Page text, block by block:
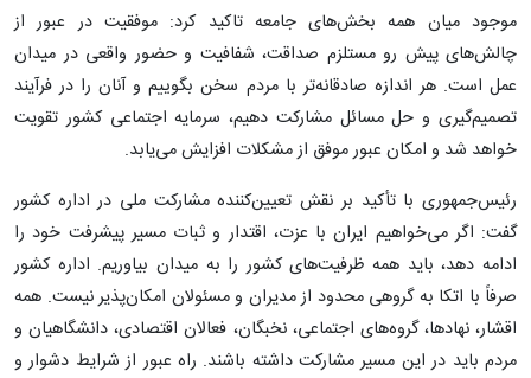
موجود میان همه بخش‌های جامعه تاکید کرد: موفقیت در عبور از
چالش‌های پیش رو مستلزم صداقت، شفافیت و حضور واقعی در میدان
عمل است. هر اندازه صادقانه‌تر با مردم سخن بگوییم و آنان را در فرآیند
تصمیم‌گیری و حل مسائل مشارکت دهیم، سرمایه اجتماعی کشور تقویت
خواهد شد و امکان عبور موفق از مشکلات افزایش می‌یابد.
رئیس‌جمهوری با تأکید بر نقش تعیین‌کننده مشارکت ملی در اداره کشور
گفت: اگر می‌خواهیم ایران با عزت، اقتدار و ثبات مسیر پیشرفت خود را
ادامه دهد، باید همه ظرفیت‌های کشور را به میدان بیاوریم. اداره کشور
صرفاً با اتکا به گروهی محدود از مدیران و مسئولان امکان‌پذیر نیست. همه
اقشار، نهادها، گروه‌های اجتماعی، نخبگان، فعالان اقتصادی، دانشگاهیان و
مردم باید در این مسیر مشارکت داشته باشند. راه عبور از شرایط دشوار و